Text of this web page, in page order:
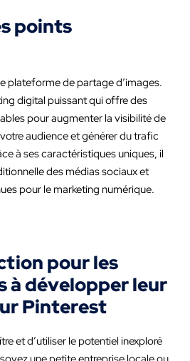
points
plateforme de partage d’images.
digital puissant qui offre des
pour augmenter la visibilité de
audience et générer du trafic
à ses caractéristiques uniques, il
des médias sociaux et
pour le marketing numérique.
pour les
à développer leur
Pinterest
et d’utiliser le potentiel inexploré